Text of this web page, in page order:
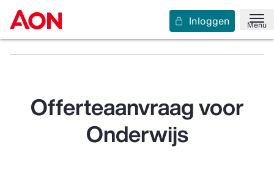
Menu
Inloggen
Home Bekijk uw sectoren
Onderwijs
Primair- en voortgezet onderwijs
Aanvragen
Offerteaanvraag voor
Onderwijs